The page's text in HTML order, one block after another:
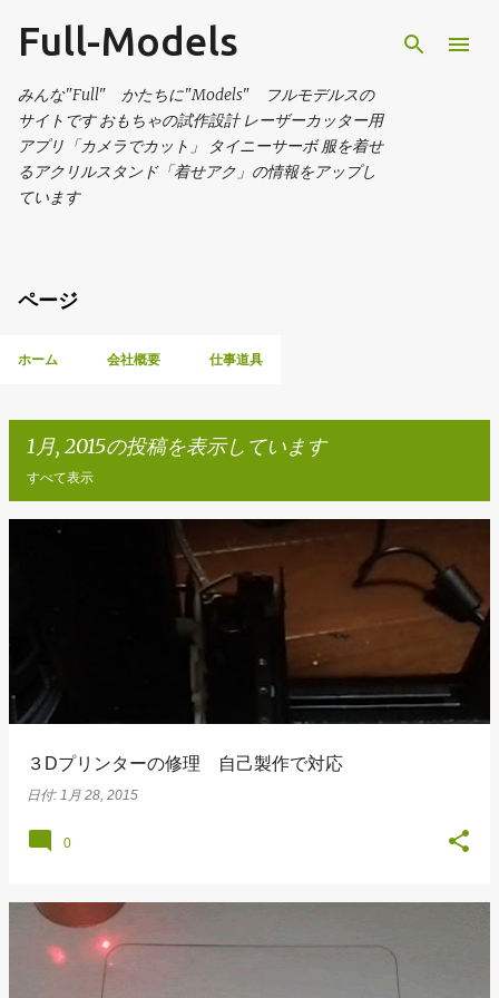
スキップしてメイン コンテンツに移動
Full-Models
みんな"Full" かたちに"Models" フルモデルスの
サイトです おもちゃの試作設計 レーザーカッター用
アプリ「カメラでカット」 タイニーサーボ 服を着せ
るアクリルスタンド「着せアク」の情報をアップし
ています
ページ
ホーム 会社概要 仕事道具
1月, 2015の投稿を表示しています
すべて表示
３Dプリンターの修理 自己製作で対応
日付: 1月 28, 2015
0